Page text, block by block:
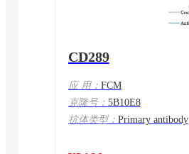
CD289
应 用： FCM
克隆号： 5B10E8
抗体类型： Primary antibody